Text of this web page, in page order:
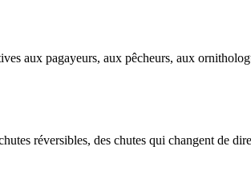
aux pagayeurs, aux pêcheurs, aux
réversibles, des chutes qui changent de